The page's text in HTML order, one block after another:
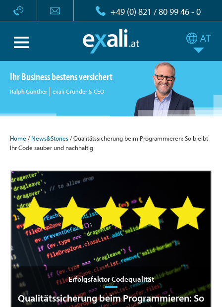
+49 (0) 821 / 80 99 46 - 0
Ihr Business bestens versichert
Ralph Günther exali Gründer & CEO
Home /News&Stories/ Qualitätssicherung beim Programmieren: So bleibt
Ihr Code sauber und nachhaltig
Erfolgsfaktor Codequalität
Qualitätssicherung beim Programmieren: So